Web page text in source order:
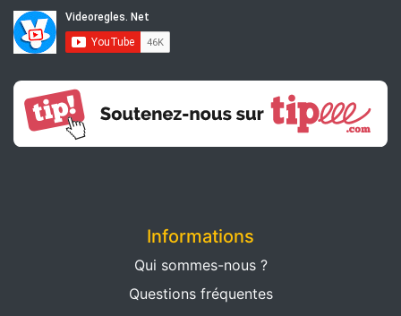
Informations
Qui sommes-nous ?
Questions fréquentes